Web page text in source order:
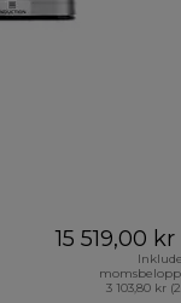
15 519,00 kr
3 103,80 kr